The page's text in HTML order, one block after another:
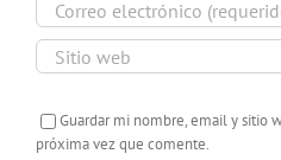
Guardar mi nombre, email y sitio
próxima vez que comente.